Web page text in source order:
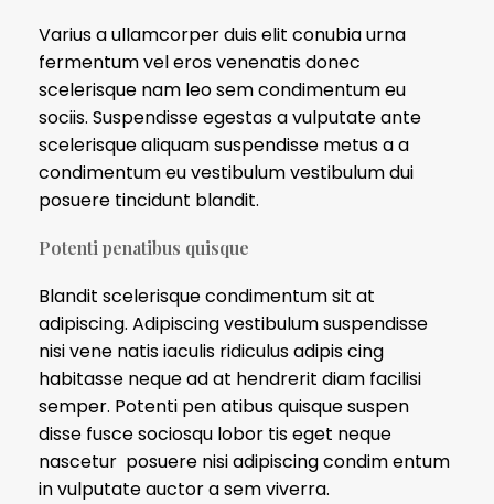
Varius a ullamcorper duis elit conubia urna
fermentum vel eros venenatis donec
scelerisque nam leo sem condimentum eu
sociis. Suspendisse egestas a vulputate ante
scelerisque aliquam suspendisse metus a a
condimentum eu vestibulum vestibulum dui
posuere tincidunt blandit.
Potenti penatibus quisque
Blandit scelerisque condimentum sit at
adipiscing. Adipiscing vestibulum suspendisse
nisi vene natis iaculis ridiculus adipis cing
habitasse neque ad at hendrerit diam facilisi
semper. Potenti pen atibus quisque suspen
disse fusce sociosqu lobor tis eget neque
nascetur posuere nisi adipiscing condim entum
in vulputate auctor a sem viverra.